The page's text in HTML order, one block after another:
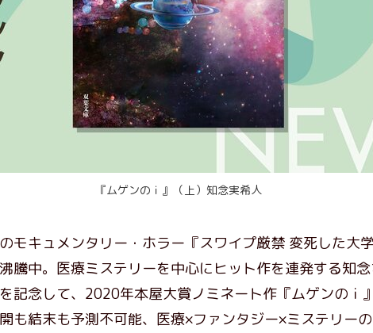
『ムゲンのｉ』（上）知念実希人
モキュメンタリー・ホラー『スワイプ厳禁 変死した大
騰中。医療ミステリーを中心にヒット作を連発する知
記念して、2020年本屋大賞ノミネート作『ムゲンのｉ
も結末も予測不可能、医療×ファンタジー×ミステリー